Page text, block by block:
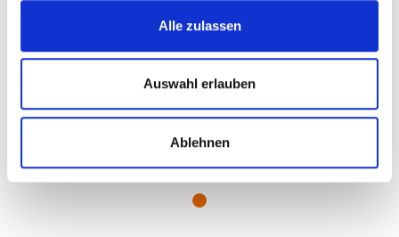
Alle zulassen
Auswahl erlauben
Ablehnen